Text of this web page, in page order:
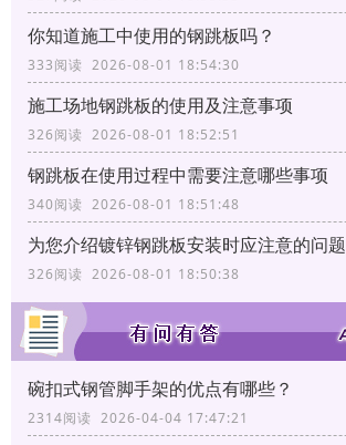
你知道施工中使用的钢跳板吗？
333阅读 2026-08-01 18:54:30
施工场地钢跳板的使用及注意事项
326阅读 2026-08-01 18:52:51
钢跳板在使用过程中需要注意哪些事项
340阅读 2026-08-01 18:51:48
为您介绍镀锌钢跳板安装时应注意的问题
326阅读 2026-08-01 18:50:38
碗扣式钢管脚手架的优点有哪些？
2314阅读 2026-04-04 17:47:21